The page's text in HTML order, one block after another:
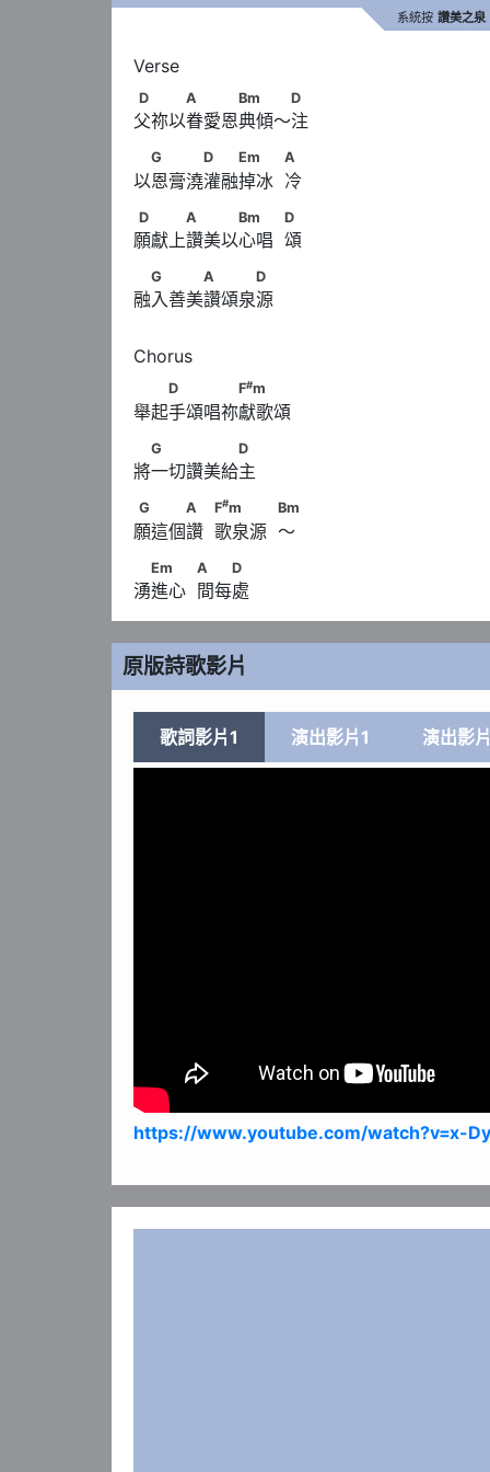
系統按 讚美之泉
D　　　A　　　Bm　　 D
D A Bm D
父祢以眷愛恩典傾～注
G　　　D　　Em　　            A
G D Em A
以恩膏澆灌融掉冰  冷
D　　　A　　　Bm　　            D
D A Bm D
願獻上讚美以心唱  頌
G　　　A　　　D
G A D
融入善美讚頌泉源
D　　　　F#
D F#m
舉起手頌唱祢獻歌頌
G　　　　　D
G D
將一切讚美給主
G　　　A　            F
G A F#m Bm
願這個讚  歌泉源  ～
Em　　            A　　D
Em A D
湧進心  間每處
原版詩歌影片
歌詞影片1 演出影片1 演出影
https://www.youtube.com/watch?v=x-